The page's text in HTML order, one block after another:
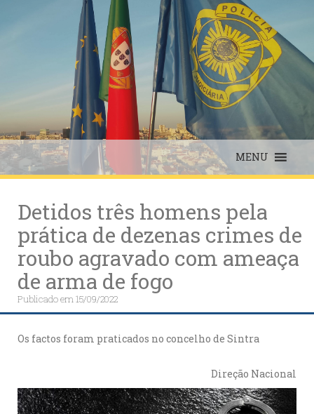
MENU
Detidos três homens pela
prática de dezenas crimes de
roubo agravado com ameaça
de arma de fogo
Publicado em15/09/2022
Os factos foram praticados no concelho de Sintra
Direção Nacional